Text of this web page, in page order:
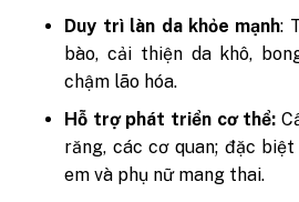
Duy trì làn da khỏe mạnh:
bào, cải thiện da khô,
chậm lão hóa.
Hỗ trợ phát triển cơ thể:
răng, các cơ quan; đặc
em và phụ nữ mang thai.